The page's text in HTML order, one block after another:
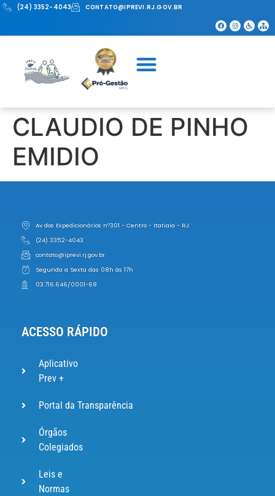
(24) 3352-4043 CONTATO@IPREVI.RJ.GOV.BR
CLAUDIO DE PINHO
EMIDIO
Av dos Expedicionários nº301 - Centro - Itatiaia - RJ
(24) 3352-4043
contato@iprevi.rj.gov.br
Segunda a Sexta das 08h às 17h
03.716.646/0001-68
ACESSO RÁPIDO
Aplicativo
Prev +
Portal da Transparência
Órgãos
Colegiados
Leis e
Normas